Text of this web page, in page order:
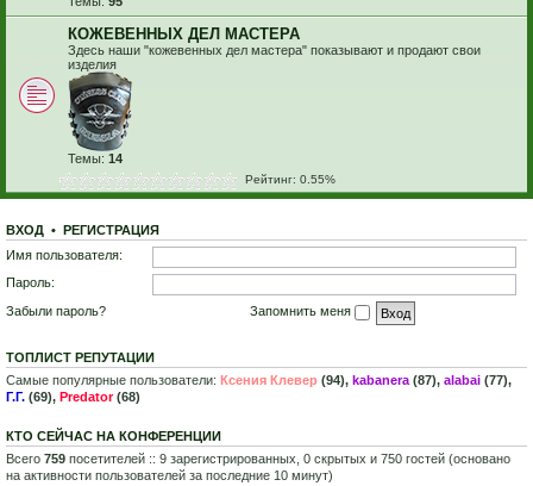
КОЖЕВЕННЫХ ДЕЛ МАСТЕРА
Здесь наши "кожевенных дел мастера" показывают и продают свои
изделия
Темы: 14
Рейтинг: 0.55%
ВХОД • РЕГИСТРАЦИЯ
Имя пользователя:
Пароль:
Забыли пароль?
Запомнить меня
ТОПЛИСТ РЕПУТАЦИИ
Самые популярные пользователи: Ксения Клевер (94), kabanera (87), alabai (77),
Г.Г. (69), Predator(68)
КТО СЕЙЧАС НА КОНФЕРЕНЦИИ
Всего 759 посетителей :: 9 зарегистрированных, 0 скрытых и 750 гостей (основано
на активности пользователей за последние 10 минут)